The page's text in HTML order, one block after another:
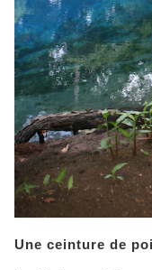
Une ceinture de